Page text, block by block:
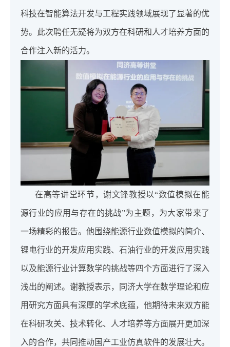
科技在智能算法开发与工程实践领域展现了显著的优
势。此次聘任无疑将为双方在科研和人才培养方面的
合作注入新的活力。
在高等讲堂环节，谢文锋教授以“数值模拟在能
源行业的应用与存在的挑战”为主题，为大家带来了
一场精彩的报告。他围绕能源行业数值模拟的简介、
锂电行业的开发应用实践、石油行业的开发应用实践
以及能源行业计算数学的挑战等四个方面进行了深入
浅出的阐述。谢教授表示，同济大学在数学理论和应
用研究方面具有深厚的学术底蕴，他期待未来双方能
在科研攻关、技术转化、人才培养等方面展开更加深
入的合作，共同推动国产工业仿真软件的发展壮大。